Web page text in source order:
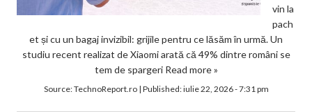
vin la
pach
et și cu un bagaj invizibil: grijile pentru ce lăsăm în urmă. Un
studiu recent realizat de Xiaomi arată că 49% dintre români se
tem de spargeri Read more »
Source:TechnoReport.ro| Published:iulie 22, 2026 - 7:31 pm